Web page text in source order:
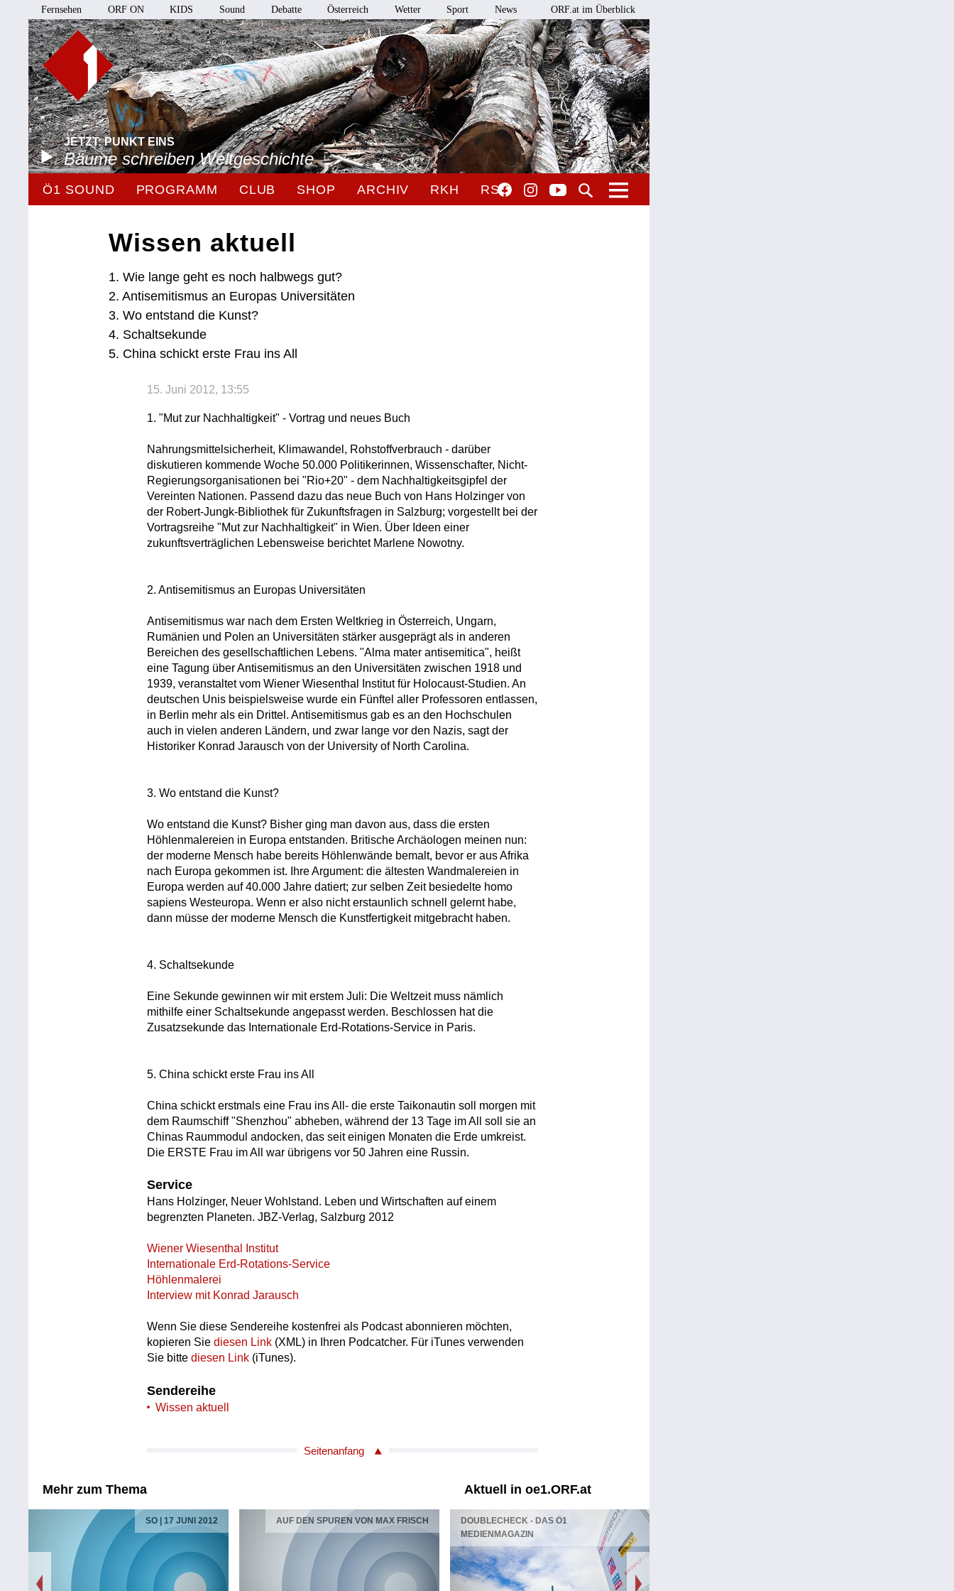
Fernsehen ORF ON KIDS Sound Debatte Österreich Wetter Sport News ORF.at im Überblick
JETZT: PUNKT EINS
Bäume schreiben Weltgeschichte
Ö1 SOUND PROGRAMM CLUB SHOP ARCHIV RKH RSO
Wissen aktuell
1. Wie lange geht es noch halbwegs gut?
2. Antisemitismus an Europas Universitäten
3. Wo entstand die Kunst?
4. Schaltsekunde
5. China schickt erste Frau ins All
15. Juni 2012, 13:55
1. "Mut zur Nachhaltigkeit" - Vortrag und neues Buch
Nahrungsmittelsicherheit, Klimawandel, Rohstoffverbrauch - darüber
diskutieren kommende Woche 50.000 Politikerinnen, Wissenschafter, Nicht-
Regierungsorganisationen bei "Rio+20" - dem Nachhaltigkeitsgipfel der
Vereinten Nationen. Passend dazu das neue Buch von Hans Holzinger von
der Robert-Jungk-Bibliothek für Zukunftsfragen in Salzburg; vorgestellt bei der
Vortragsreihe "Mut zur Nachhaltigkeit" in Wien. Über Ideen einer
zukunftsverträglichen Lebensweise berichtet Marlene Nowotny.
2. Antisemitismus an Europas Universitäten
Antisemitismus war nach dem Ersten Weltkrieg in Österreich, Ungarn,
Rumänien und Polen an Universitäten stärker ausgeprägt als in anderen
Bereichen des gesellschaftlichen Lebens. "Alma mater antisemitica", heißt
eine Tagung über Antisemitismus an den Universitäten zwischen 1918 und
1939, veranstaltet vom Wiener Wiesenthal Institut für Holocaust-Studien. An
deutschen Unis beispielsweise wurde ein Fünftel aller Professoren entlassen,
in Berlin mehr als ein Drittel. Antisemitismus gab es an den Hochschulen
auch in vielen anderen Ländern, und zwar lange vor den Nazis, sagt der
Historiker Konrad Jarausch von der University of North Carolina.
3. Wo entstand die Kunst?
Wo entstand die Kunst? Bisher ging man davon aus, dass die ersten
Höhlenmalereien in Europa entstanden. Britische Archäologen meinen nun:
der moderne Mensch habe bereits Höhlenwände bemalt, bevor er aus Afrika
nach Europa gekommen ist. Ihre Argument: die ältesten Wandmalereien in
Europa werden auf 40.000 Jahre datiert; zur selben Zeit besiedelte homo
sapiens Westeuropa. Wenn er also nicht erstaunlich schnell gelernt habe,
dann müsse der moderne Mensch die Kunstfertigkeit mitgebracht haben.
4. Schaltsekunde
Eine Sekunde gewinnen wir mit erstem Juli: Die Weltzeit muss nämlich
mithilfe einer Schaltsekunde angepasst werden. Beschlossen hat die
Zusatzsekunde das Internationale Erd-Rotations-Service in Paris.
5. China schickt erste Frau ins All
China schickt erstmals eine Frau ins All- die erste Taikonautin soll morgen mit
dem Raumschiff "Shenzhou" abheben, während der 13 Tage im All soll sie an
Chinas Raummodul andocken, das seit einigen Monaten die Erde umkreist.
Die ERSTE Frau im All war übrigens vor 50 Jahren eine Russin.
Service
Hans Holzinger, Neuer Wohlstand. Leben und Wirtschaften auf einem
begrenzten Planeten. JBZ-Verlag, Salzburg 2012
Wiener Wiesenthal Institut
Internationale Erd-Rotations-Service
Höhlenmalerei
Interview mit Konrad Jarausch
Wenn Sie diese Sendereihe kostenfrei als Podcast abonnieren möchten,
kopieren Siediesen Link (XML) in Ihren Podcatcher. Für iTunes verwenden
Sie bittediesen Link (iTunes).
Sendereihe
Wissen aktuell
Seitenanfang
Mehr zum Thema
SO | 17 JUNI 2012 AUF DEN SPUREN VON MAX FRISCH
Aktuell in oe1.ORF.at
DOUBLECHECK - DAS Ö1
MEDIENMAGAZIN